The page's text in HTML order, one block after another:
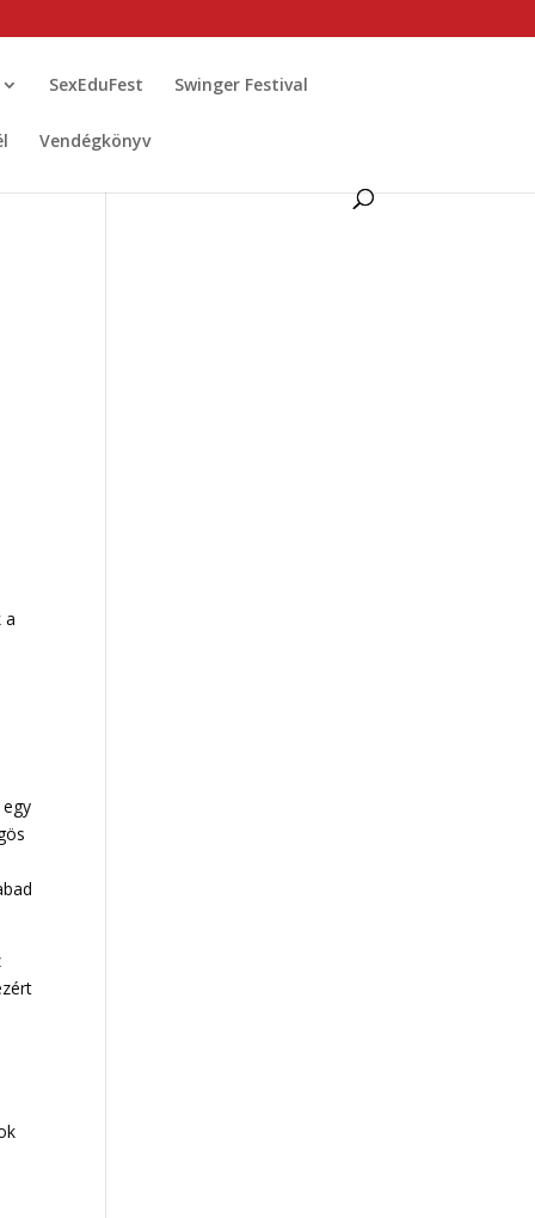
SexEduFest Swinger Festival
Vendégkönyv
a